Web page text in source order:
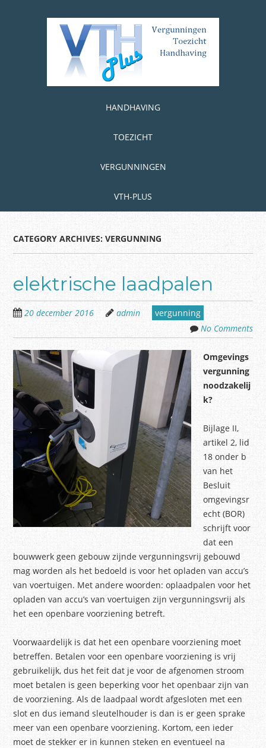
HANDHAVING
TOEZICHT
VERGUNNINGEN
VTH-PLUS
CATEGORY ARCHIVES:VERGUNNING
elektrische laadpalen
20 december 2016 admin
vergunning
No Comments
Omgevings
vergunning
noodzakelij
k?
Bijlage II,
artikel 2, lid
18 onder b
van het
Besluit
omgevingsr
echt (BOR)
schrijft voor
dat een
bouwwerk geen gebouw zijnde vergunningsvrij gebouwd
mag worden als het bedoeld is voor het opladen van accu’s
van voertuigen. Met andere woorden: oplaadpalen voor het
opladen van accu’s van voertuigen zijn vergunningsvrij als
het een openbare voorziening betreft.
Voorwaardelijk is dat het een openbare voorziening moet
betreffen. Betalen voor een openbare voorziening is vrij
gebruikelijk, dus het feit dat je voor de afgenomen stroom
moet betalen is geen beperking voor het openbaar zijn van
de voorziening. Als de laadpaal wordt afgesloten met een
slot en dus iemand sleutelhouder is dan is er geen sprake
meer van een openbare voorziening. Kortom, een ieder
moet de stekker er in kunnen steken en eventueel na